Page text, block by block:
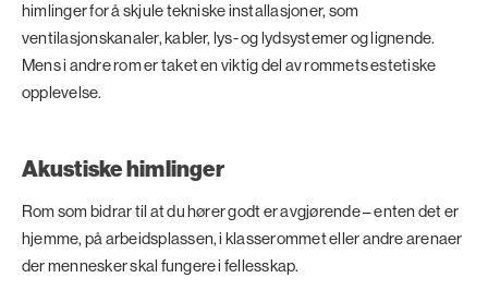
himlinger for å skjule tekniske installasjoner, som
ventilasjonskanaler, kabler, lys- og lydsystemer og lignende.
Mens i andre rom er taket en viktig del av rommets estetiske
opplevelse.
Akustiske himlinger
Rom som bidrar til at du hører godt er avgjørende – enten det er
hjemme, på arbeidsplassen, i klasserommet eller andre arenaer
der mennesker skal fungere i fellesskap.